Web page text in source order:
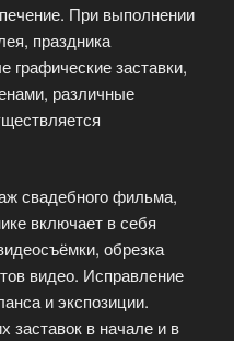
При выполнении
праздника
графические заставки,
различные
свадебного фильма,
включает в себя
обрезка
видео. Исправление
и экспозиции.
заставок в начале и в